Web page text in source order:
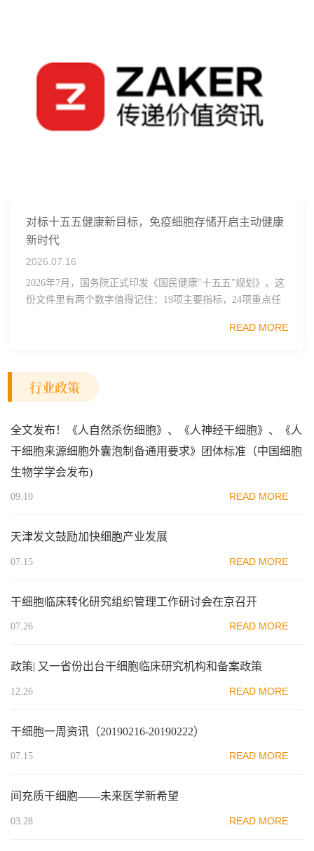
对标十五五健康新目标，免疫细胞存储开启主动健康
新时代
2026.07.16
2026年7月，国务院正式印发《国民健康"十五五"规划》。这
份文件里有两个数字值得记住：19项主要指标，24项重点任
READ MORE
行业政策
全文发布！《人自然杀伤细胞》、《人神经干细胞》、《人
干细胞来源细胞外囊泡制备通用要求》团体标准（中国细胞
生物学学会发布)
09.10 READ MORE
天津发文鼓励加快细胞产业发展
07.15 READ MORE
干细胞临床转化研究组织管理工作研讨会在京召开
07.26 READ MORE
政策| 又一省份出台干细胞临床研究机构和备案政策
12.26 READ MORE
干细胞一周资讯（20190216-20190222）
07.15 READ MORE
间充质干细胞——未来医学新希望
03.28 READ MORE